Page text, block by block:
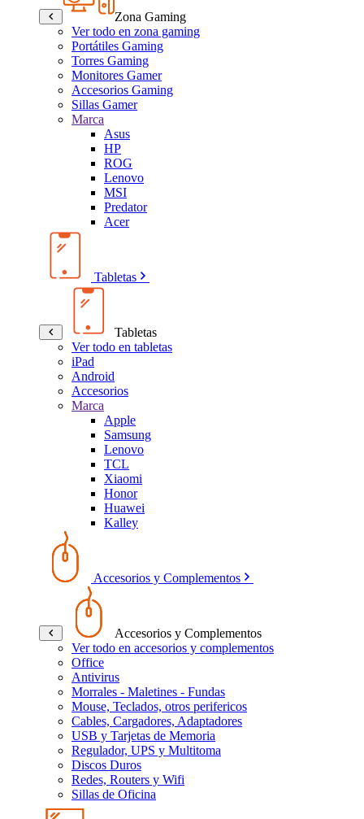
Zona Gaming
Ver todo en zona gaming
Portátiles Gaming
Torres Gaming
Monitores Gamer
Accesorios Gaming
Sillas Gamer
Marca
Asus
HP
ROG
Lenovo
MSI
Predator
Acer
Tabletas
Tabletas
Ver todo en tabletas
iPad
Android
Accesorios
Marca
Apple
Samsung
Lenovo
TCL
Xiaomi
Honor
Huawei
Kalley
Accesorios y Complementos
Accesorios y Complementos
Ver todo en accesorios y complementos
Office
Antivirus
Morrales - Maletines - Fundas
Mouse, Teclados, otros perifericos
Cables, Cargadores, Adaptadores
USB y Tarjetas de Memoria
Regulador, UPS y Multitoma
Discos Duros
Redes, Routers y Wifi
Sillas de Oficina